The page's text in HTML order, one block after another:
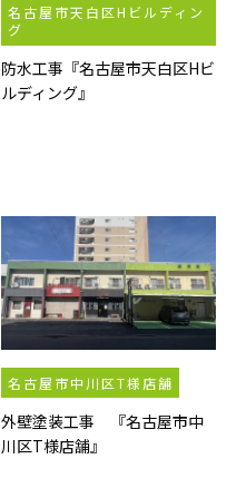
名古屋市天白区Hビルディン
グ
防水工事『名古屋市天白区Hビ
ルディング』
名古屋市中川区T様店舗
外壁塗装工事 『名古屋市中
川区T様店舗』